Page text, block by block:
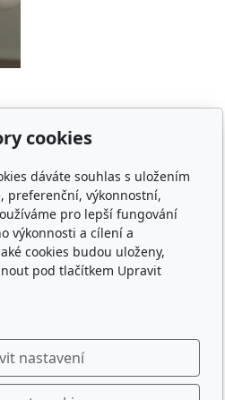
cookies
dáváte souhlas s uložením
preferenční, výkonnostní,
pro lepší fungování
výkonnosti a cílení a
cookies budou uloženy,
pod tlačítkem Upravit
nastavení